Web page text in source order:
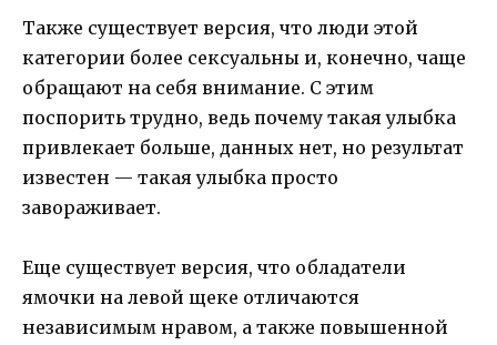
Также существует версия, что люди этой
категории более сексуальны и, конечно, чаще
обращают на себя внимание. С этим
поспорить трудно, ведь почему такая улыбка
привлекает больше, данных нет, но результат
известен — такая улыбка просто
завораживает.
Еще существует версия, что обладатели
ямочки на левой щеке отличаются
независимым нравом, а также повышенной